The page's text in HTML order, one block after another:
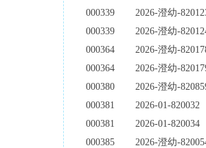
000339
2026-澄幼-
000339
2026-澄幼-
000364
2026-澄幼-
000364
2026-澄幼-
000380
2026-澄幼-
000381
2026-01-820032
000381
2026-01-820034
000385
2026-澄幼-